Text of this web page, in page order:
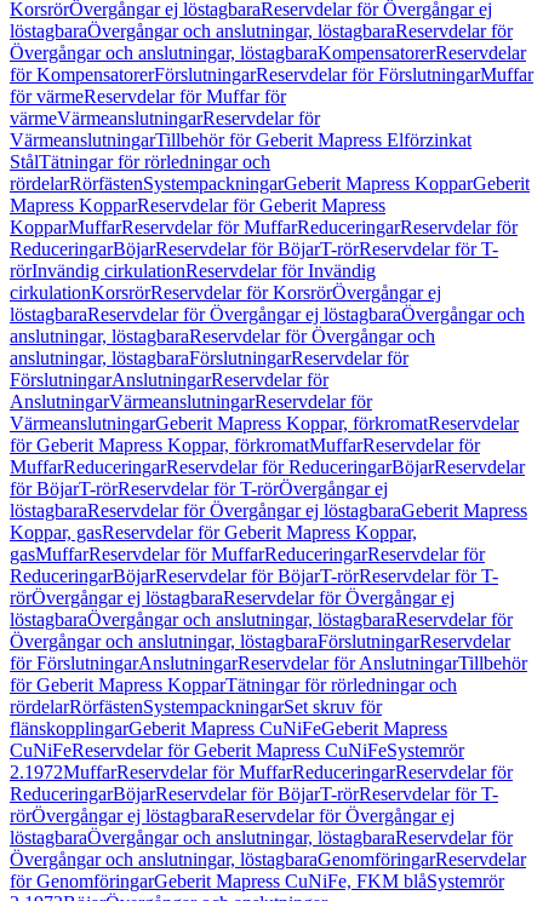
KorsrörÖvergångar ej löstagbaraReservdelar för Övergångar ej
löstagbaraÖvergångar och anslutningar, löstagbaraReservdelar för
Övergångar och anslutningar, löstagbaraKompensatorerReservdelar
för KompensatorerFörslutningarReservdelar för FörslutningarMuffar
för värmeReservdelar för Muffar för
värmeVärmeanslutningarReservdelar för
VärmeanslutningarTillbehör för Geberit Mapress Elförzinkat
StålTätningar för rörledningar och
rördelarRörfästenSystempackningarGeberit Mapress KopparGeberit
Mapress KopparReservdelar för Geberit Mapress
KopparMuffarReservdelar för MuffarReduceringarReservdelar för
ReduceringarBöjarReservdelar för BöjarT-rörReservdelar för T-
rörInvändig cirkulationReservdelar för Invändig
cirkulationKorsrörReservdelar för KorsrörÖvergångar ej
löstagbaraReservdelar för Övergångar ej löstagbaraÖvergångar och
anslutningar, löstagbaraReservdelar för Övergångar och
anslutningar, löstagbaraFörslutningarReservdelar för
FörslutningarAnslutningarReservdelar för
AnslutningarVärmeanslutningarReservdelar för
VärmeanslutningarGeberit Mapress Koppar, förkromatReservdelar
för Geberit Mapress Koppar, förkromatMuffarReservdelar för
MuffarReduceringarReservdelar för ReduceringarBöjarReservdelar
för BöjarT-rörReservdelar för T-rörÖvergångar ej
löstagbaraReservdelar för Övergångar ej löstagbaraGeberit Mapress
Koppar, gasReservdelar för Geberit Mapress Koppar,
gasMuffarReservdelar för MuffarReduceringarReservdelar för
ReduceringarBöjarReservdelar för BöjarT-rörReservdelar för T-
rörÖvergångar ej löstagbaraReservdelar för Övergångar ej
löstagbaraÖvergångar och anslutningar, löstagbaraReservdelar för
Övergångar och anslutningar, löstagbaraFörslutningarReservdelar
för FörslutningarAnslutningarReservdelar för AnslutningarTillbehör
för Geberit Mapress KopparTätningar för rörledningar och
rördelarRörfästenSystempackningarSet skruv för
flänskopplingarGeberit Mapress CuNiFeGeberit Mapress
CuNiFeReservdelar för Geberit Mapress CuNiFeSystemrör
2.1972MuffarReservdelar för MuffarReduceringarReservdelar för
ReduceringarBöjarReservdelar för BöjarT-rörReservdelar för T-
rörÖvergångar ej löstagbaraReservdelar för Övergångar ej
löstagbaraÖvergångar och anslutningar, löstagbaraReservdelar för
Övergångar och anslutningar, löstagbaraGenomföringarReservdelar
för GenomföringarGeberit Mapress CuNiFe, FKM blåSystemrör